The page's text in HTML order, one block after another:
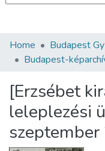
Communities &
Statistics
About us
Home Budapest
Budapest-
[Erzsébet
leleplezési
szeptember